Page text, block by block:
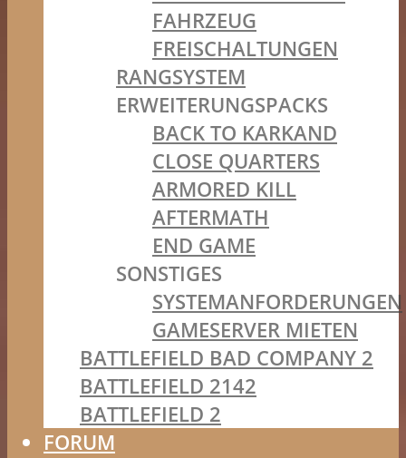
FAHRZEUG
FREISCHALTUNGEN
RANGSYSTEM
ERWEITERUNGSPACKS
BACK TO KARKAND
CLOSE QUARTERS
ARMORED KILL
AFTERMATH
END GAME
SONSTIGES
SYSTEMANFORDERUNGEN
GAMESERVER MIETEN
BATTLEFIELD BAD COMPANY 2
BATTLEFIELD 2142
BATTLEFIELD 2
FORUM